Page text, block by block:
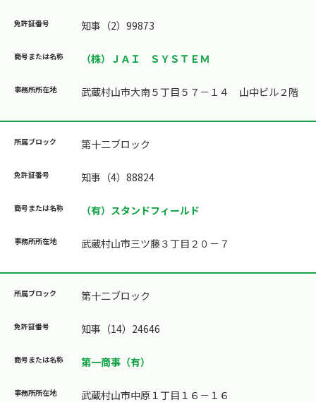
知事（2）99873
（株）ＪＡＩ ＳＹＳＴＥＭ
武蔵村山市大南５丁目５７－１４ 山中ビル２階
第十二ブロック
知事（4）88824
（有）スタンドフィールド
武蔵村山市三ツ藤３丁目２０－７
第十二ブロック
知事（14）24646
第一商事（有）
武蔵村山市中原１丁目１６－１６